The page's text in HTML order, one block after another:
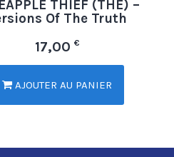
THIEF (THE) –
Of The Truth
17,00 €
AJOUTER AU PANIER